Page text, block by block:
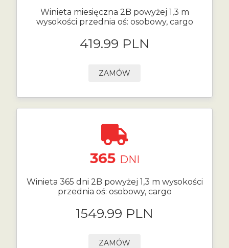
Winieta miesięczna 2B powyżej 1,3 m
wysokości przednia oś: osobowy, cargo
419.99 PLN
ZAMÓW
365 DNI
Winieta 365 dni 2B powyżej 1,3 m wysokości
przednia oś: osobowy, cargo
1549.99 PLN
ZAMÓW